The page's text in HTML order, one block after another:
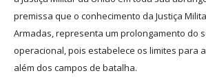
premissa que o conhecimento da Justiça
Armadas, representa um prolongamento do
operacional, pois estabelece os limites para
além dos campos de batalha.